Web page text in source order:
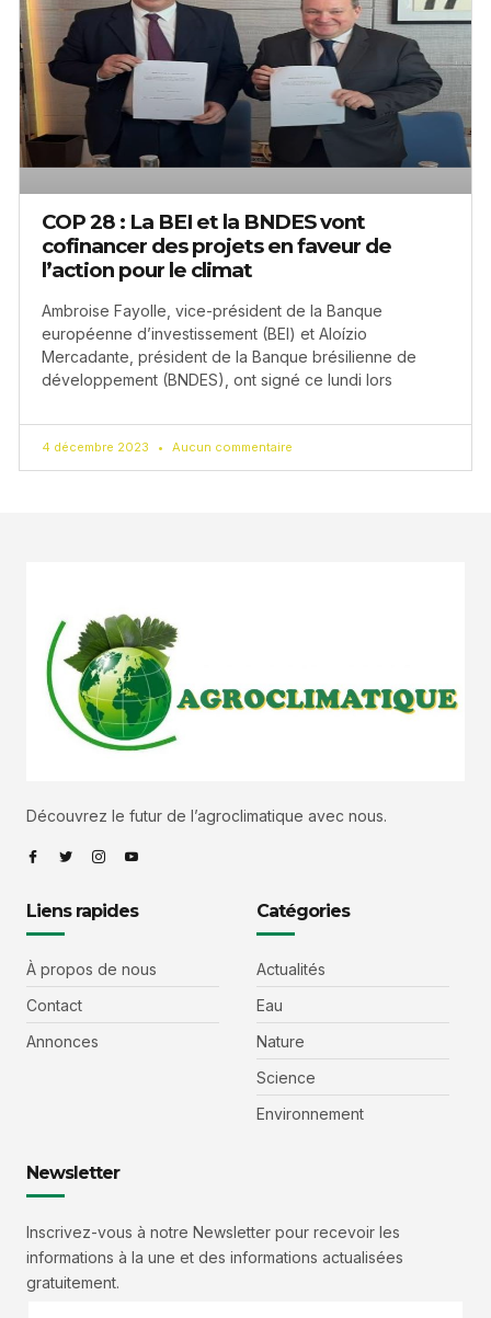
COP 28 : La BEI et la BNDES vont
cofinancer des projets en faveur de
l’action pour le climat
Ambroise Fayolle, vice-président de la Banque
européenne d’investissement (BEI) et Aloízio
Mercadante, président de la Banque brésilienne de
développement (BNDES), ont signé ce lundi lors
4 décembre 2023 Aucun commentaire
Découvrez le futur de l’agroclimatique avec nous.
Liens rapides
À propos de nous
Contact
Annonces
Catégories
Actualités
Eau
Nature
Science
Environnement
Newsletter
Inscrivez-vous à notre Newsletter pour recevoir les
informations à la une et des informations actualisées
gratuitement.